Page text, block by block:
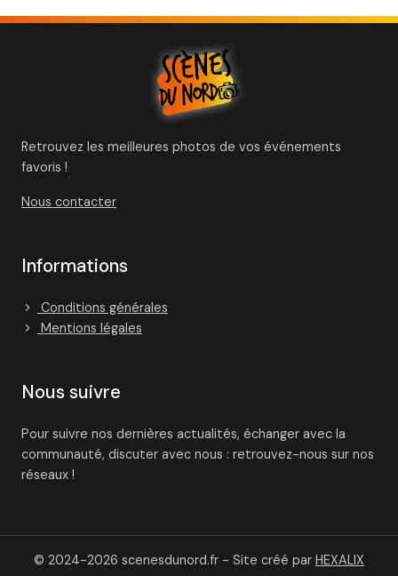
Retrouvez les meilleures photos de vos événements
favoris !
Nous contacter
Informations
Conditions générales
Mentions légales
Nous suivre
Pour suivre nos dernières actualités, échanger avec la
communauté, discuter avec nous : retrouvez-nous sur nos
réseaux !
© 2024-2026 scenesdunord.fr - Site créé par HEXALIX